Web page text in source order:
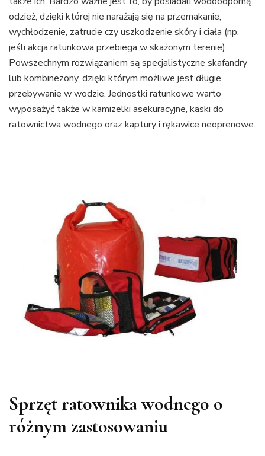
odzież, dzięki której nie narażają się na przemakanie,
wychłodzenie, zatrucie czy uszkodzenie skóry i ciała (np.
jeśli akcja ratunkowa przebiega w skażonym terenie).
Powszechnym rozwiązaniem są specjalistyczne skafandry
lub kombinezony, dzięki którym możliwe jest długie
przebywanie w wodzie. Jednostki ratunkowe warto
wyposażyć także w kamizelki asekuracyjne, kaski do
ratownictwa wodnego oraz kaptury i rękawice neoprenowe.
Sprzęt ratownika wodnego o
różnym zastosowaniu